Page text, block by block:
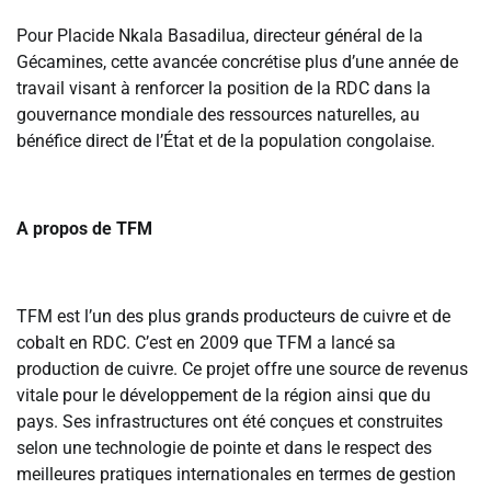
‎Pour Placide Nkala Basadilua, directeur général de la
Gécamines, cette avancée concrétise plus d’une année de
travail visant à renforcer la position de la RDC dans la
gouvernance mondiale des ressources naturelles, au
bénéfice direct de l’État et de la population congolaise.
A propos de TFM
‎TFM est l’un des plus grands producteurs de cuivre et de
cobalt en RDC. C’est en 2009 que TFM a lancé sa
production de cuivre. Ce projet offre une source de revenus
vitale pour le développement de la région ainsi que du
pays. Ses infrastructures ont été conçues et construites
selon une technologie de pointe et dans le respect des
meilleures pratiques internationales en termes de gestion